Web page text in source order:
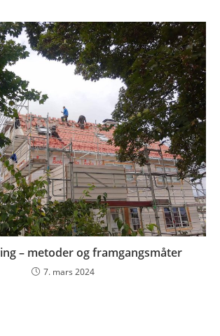
– metoder og framgangsmåter
7. mars 2024